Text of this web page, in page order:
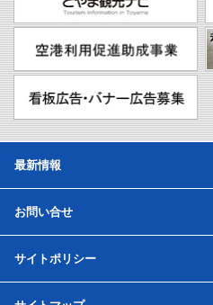
最新情報
お問い合せ
サイトポリシー